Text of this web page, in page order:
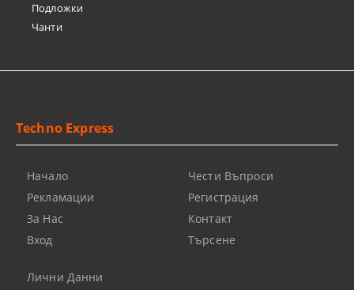
Подложки
Чанти
Techno Express
Начало
Рекламации
За Нас
Вход
Чести Въпроси
Регистрация
Контакт
Търсене
Лични Данни